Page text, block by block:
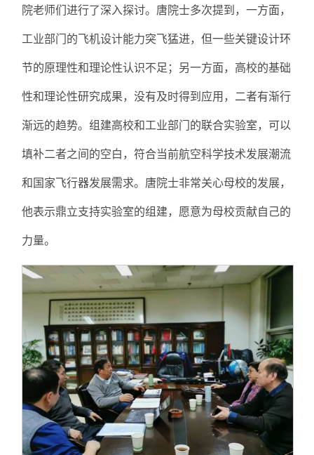
院老师们进行了深入探讨。唐院士多次提到，一方面，
工业部门的飞机设计能力突飞猛进，但一些关键设计环
节的原理性和理论性认识不足；另一方面，高校的基础
性和理论性研究成果，没有及时得到应用，二者有渐行
渐远的趋势。组建高校和工业部门的联合实验室，可以
填补二者之间的空白，符合当前航空科学技术发展潮流
和国家飞行器发展需求。唐院士非常关心母校的发展，
他表示鼎立支持实验室的组建，愿意为母校贡献自己的
力量。